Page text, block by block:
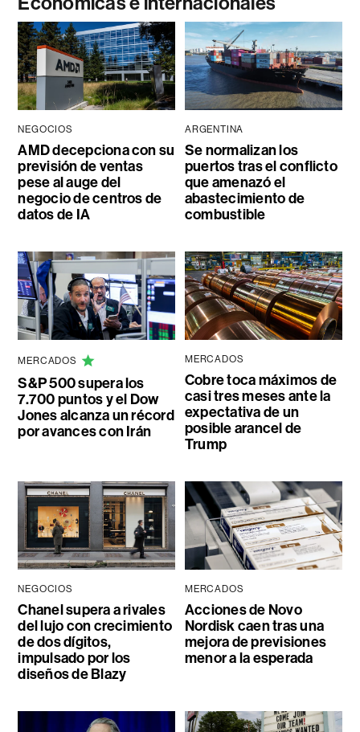
NEGOCIOS
AMD decepciona con su
previsión de ventas
pese al auge del
negocio de centros de
datos de IA
ARGENTINA
Se normalizan los
puertos tras el conflicto
que amenazó el
abastecimiento de
combustible
MERCADOS
S&P 500 supera los
7.700 puntos y el Dow
Jones alcanza un récord
por avances con Irán
MERCADOS
Cobre toca máximos de
casi tres meses ante la
expectativa de un
posible arancel de
Trump
NEGOCIOS
Chanel supera a rivales
del lujo con crecimiento
de dos dígitos,
impulsado por los
diseños de Blazy
MERCADOS
Acciones de Novo
Nordisk caen tras una
mejora de previsiones
menor a la esperada